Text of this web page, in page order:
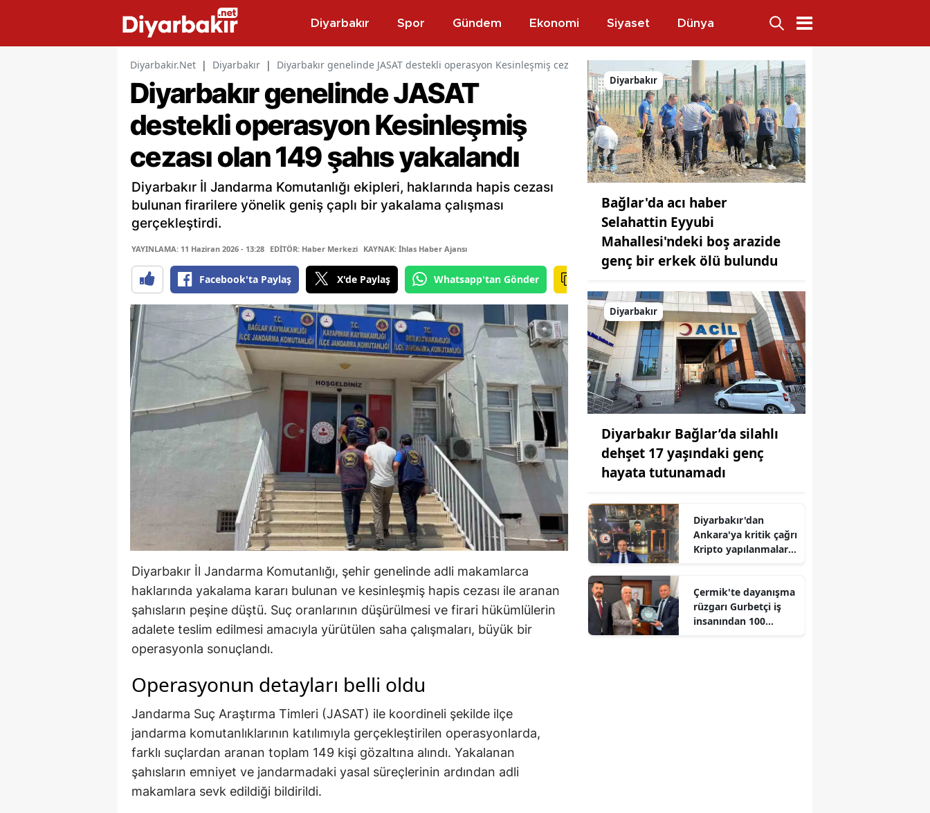
Diyarbakır Spor Gündem Ekonomi Siyaset Dünya
Diyarbakir.Net | Diyarbakır | Diyarbakır genelinde JASAT destekli operasyon Kesinleşmiş cezası olan 149 şahıs yakalandı
Diyarbakır genelinde JASAT
destekli operasyon Kesinleşmiş
cezası olan 149 şahıs yakalandı
Diyarbakır İl Jandarma Komutanlığı ekipleri, haklarında hapis cezası
bulunan firarilere yönelik geniş çaplı bir yakalama çalışması
gerçekleştirdi.
YAYINLAMA: 11 Haziran 2026 - 13:28 EDİTÖR: Haber Merkezi KAYNAK: İhlas Haber Ajansı
Facebook'ta Paylaş X'de Paylaş Whatsapp'tan Gönder
Diyarbakır İl Jandarma Komutanlığı, şehir genelinde adli makamlarca
haklarında yakalama kararı bulunan ve kesinleşmiş hapis cezası ile aranan
şahısların peşine düştü. Suç oranlarının düşürülmesi ve firari hükümlülerin
adalete teslim edilmesi amacıyla yürütülen saha çalışmaları, büyük bir
operasyonla sonuçlandı.
Operasyonun detayları belli oldu
Jandarma Suç Araştırma Timleri (JASAT) ile koordineli şekilde ilçe
jandarma komutanlıklarının katılımıyla gerçekleştirilen operasyonlarda,
farklı suçlardan aranan toplam 149 kişi gözaltına alındı. Yakalanan
şahısların emniyet ve jandarmadaki yasal süreçlerinin ardından adli
makamlara sevk edildiği bildirildi.
Diyarbakır
Bağlar'da acı haber
Selahattin Eyyubi
Mahallesi'ndeki boş arazide
genç bir erkek ölü bulundu
Diyarbakır
Diyarbakır Bağlar’da silahlı
dehşet 17 yaşındaki genç
hayata tutunamadı
Diyarbakır'dan
Ankara'ya kritik çağrı
Kripto yapılanmalara
Çermik'te dayanışma
rüzgarı Gurbetçi iş
insanından 100